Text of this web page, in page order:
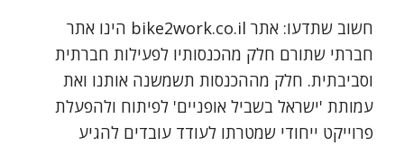
חשוב שתדעו: אתר bike2work.co.il הינו אתר
חברתי שתורם חלק מהכנסותיו לפעילות חברתית
וסביבתית. חלק מההכנסות תשמשנה אותנו ואת
עמותת 'ישראל בשביל אופניים' לפיתוח ולהפעלת
פרוייקט ייחודי שמטרתו לעודד עובדים להגיע